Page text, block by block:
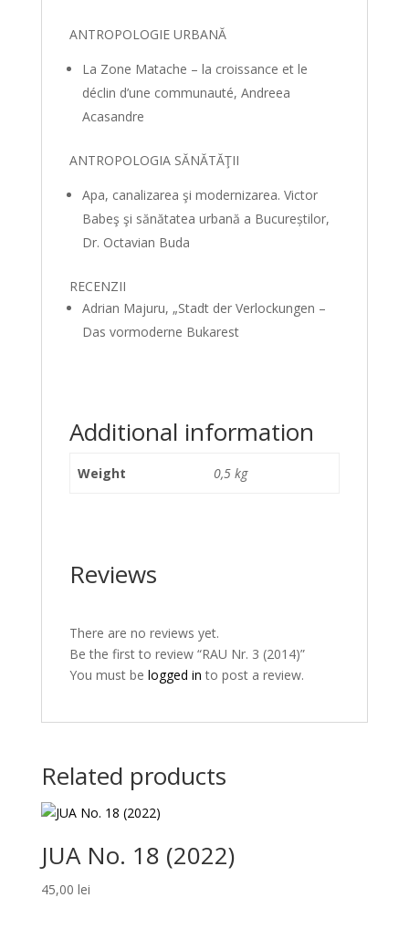
ANTROPOLOGIE URBANĂ
La Zone Matache – la croissance et le
déclin d’une communauté, Andreea
Acasandre
ANTROPOLOGIA SĂNĂTĂŢII
Apa, canalizarea şi modernizarea. Victor
Babeş şi sănătatea urbană a Bucureștilor,
Dr. Octavian Buda
RECENZII
Adrian Majuru, „Stadt der Verlockungen –
Das vormoderne Bukarest
Additional information
Weight 0,5 kg
Reviews
There are no reviews yet.
Be the first to review “RAU Nr. 3 (2014)”
You must be logged in to post a review.
Related products
JUA No. 18 (2022)
45,00 lei